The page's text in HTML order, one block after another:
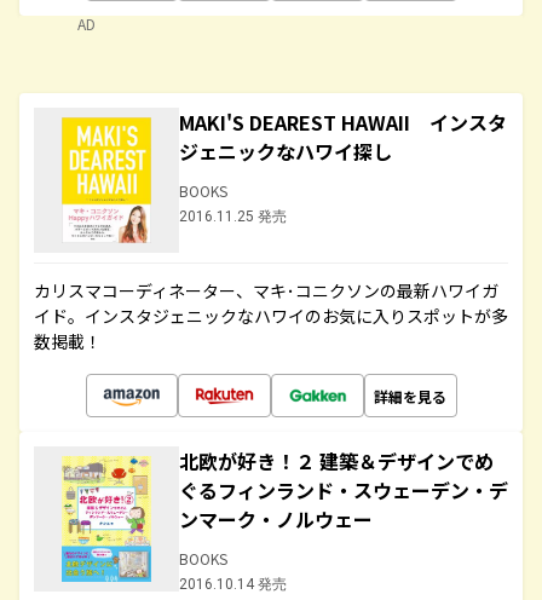
AD
MAKI'S DEAREST HAWAII インスタ
ジェニックなハワイ探し
BOOKS
2016.11.25 発売
カリスマコーディネーター、マキ･コニクソンの最新ハワイガ
イド。インスタジェニックなハワイのお気に入りスポットが多
数掲載！
詳細を見る
北欧が好き！２ 建築＆デザインでめ
ぐるフィンランド・スウェーデン・デ
ンマーク・ノルウェー
BOOKS
2016.10.14 発売